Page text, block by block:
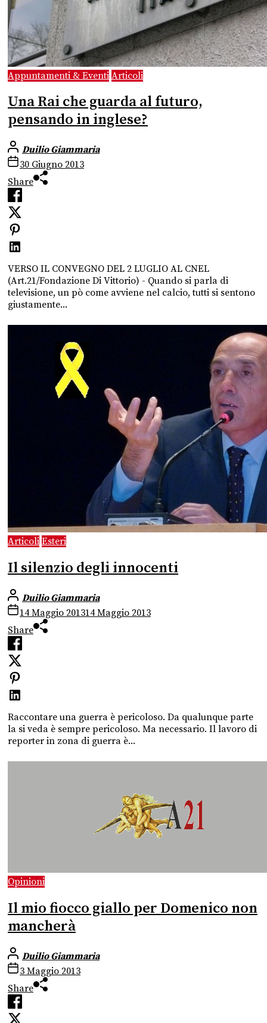
Appuntamenti & Eventi Articoli
Una Rai che guarda al futuro,
pensando in inglese?
Duilio Giammaria
30 Giugno 2013
Share
VERSO IL CONVEGNO DEL 2 LUGLIO AL CNEL
(Art.21/Fondazione Di Vittorio) - Quando si parla di
televisione, un pò come avviene nel calcio, tutti si sentono
giustamente...
Articoli Esteri
Il silenzio degli innocenti
Duilio Giammaria
14 Maggio 201314 Maggio 2013
Share
Raccontare una guerra è pericoloso. Da qualunque parte
la si veda è sempre pericoloso. Ma necessario. Il lavoro di
reporter in zona di guerra è...
Opinioni
Il mio fiocco giallo per Domenico non
mancherà
Duilio Giammaria
3 Maggio 2013
Share